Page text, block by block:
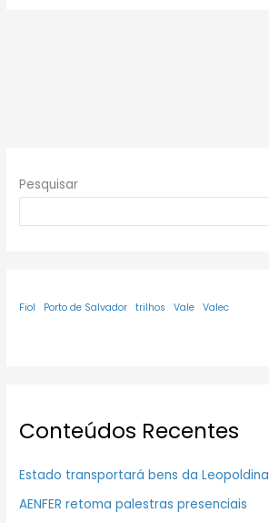
Pesquisar
Fiol Porto de Salvador trilhos Vale Valec
Conteúdos Recentes
Estado transportará bens da Leopoldina
AENFER retoma palestras presenciais